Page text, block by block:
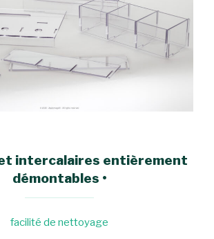
intercalaires entièrement
démontables •
facilité de nettoyage